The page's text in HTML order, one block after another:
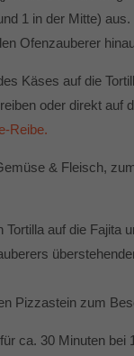
1 in der Mitte) aus.
Ofenzauberer
Käses auf die
oder direkt auf
Reibe.
& Fleisch,
Tortilla auf die Fajita
Pizzastein zum
ca. 30 Minuten bei